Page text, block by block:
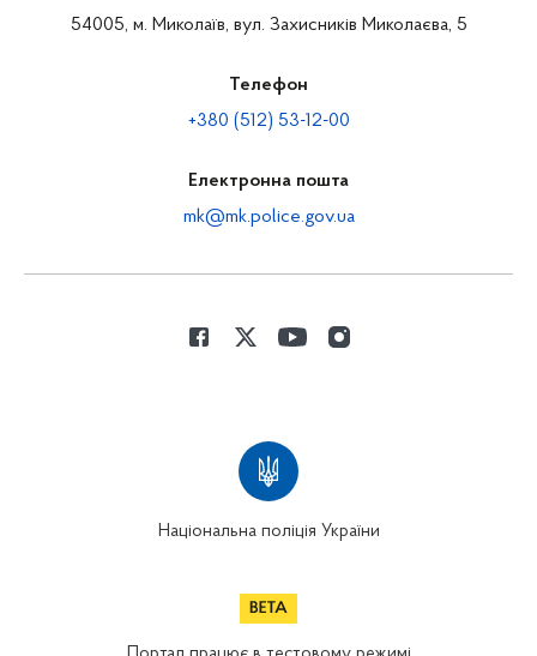
54005, м. Миколаїв, вул. Захисників Миколаєва, 5
Телефон
+380 (512) 53-12-00
Електронна пошта
mk@mk.police.gov.ua
Національна поліція України